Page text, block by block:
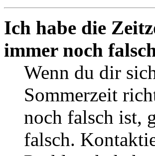
Ich habe die
immer noch
Wenn du dir
Sommerzeit
noch falsch ist,
falsch.